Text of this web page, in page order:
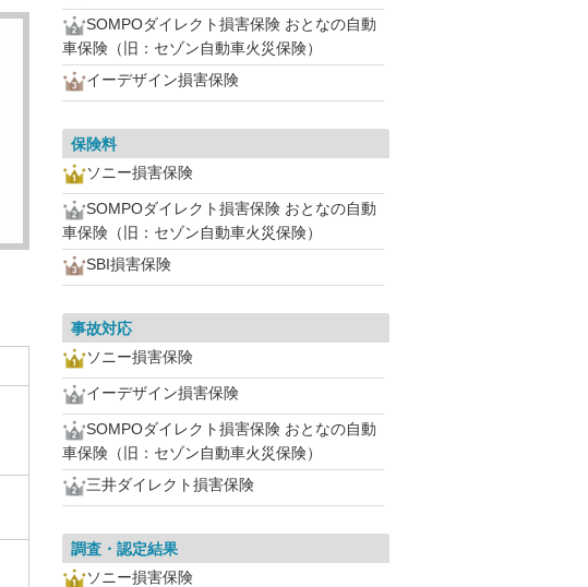
SOMPOダイレクト損害保険 おとなの自動
車保険（旧：セゾン自動車火災保険）
イーデザイン損害保険
保険料
ソニー損害保険
SOMPOダイレクト損害保険 おとなの自動
車保険（旧：セゾン自動車火災保険）
SBI損害保険
事故対応
ソニー損害保険
イーデザイン損害保険
SOMPOダイレクト損害保険 おとなの自動
車保険（旧：セゾン自動車火災保険）
三井ダイレクト損害保険
調査・認定結果
ソニー損害保険